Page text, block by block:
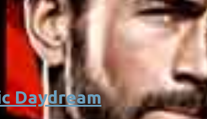
Daydream